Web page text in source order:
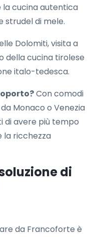
la cucina autentica
strudel di mele.
Dolomiti, visita a
della cucina tirolese
italo-tedesca.
Con comodi
Monaco o Venezia
di avere più tempo
la ricchezza
di
da Francoforte è